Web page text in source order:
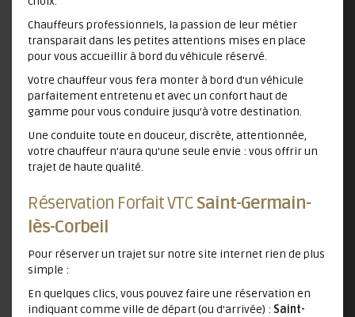
Chauffeurs professionnels, la passion de leur métier
transparait dans les petites attentions mises en place
pour vous accueillir à bord du véhicule réservé.
Votre chauffeur vous fera monter à bord d'un véhicule
parfaitement entretenu et avec un confort haut de
gamme pour vous conduire jusqu’à votre destination.
Une conduite toute en douceur, discrète, attentionnée,
votre chauffeur n’aura qu’une seule envie : vous offrir un
trajet de haute qualité.
Réservation Forfait VTCSaint-Germain-
lès-Corbeil
Pour réserver un trajet sur notre site internet rien de plus
simple :
En quelques clics, vous pouvez faire une réservation en
indiquant comme ville de départ (ou d'arrivée) : Saint-